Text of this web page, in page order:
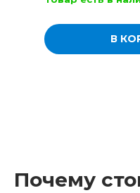
В
Почему